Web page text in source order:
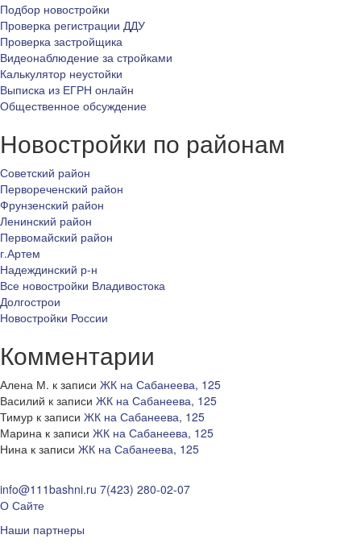
Подбор новостройки
Проверка регистрации ДДУ
Проверка застройщика
Видеонаблюдение за стройками
Калькулятор неустойки
Выписка из ЕГРН онлайн
Общественное обсуждение
Новостройки по районам
Советский район
Первореченский район
Фрунзенский район
Ленинский район
Первомайский район
г.Артем
Надеждинский р-н
Все новостройки Владивостока
Долгострои
Новостройки России
Комментарии
Алена М. к записи ЖК на Сабанеева, 125
Василий к записи ЖК на Сабанеева, 125
Тимур к записи ЖК на Сабанеева, 125
Марина к записи ЖК на Сабанеева, 125
Нина к записи ЖК на Сабанеева, 125
info@111bashni.ru 7(423) 280-02-07
О Сайте
Наши партнеры